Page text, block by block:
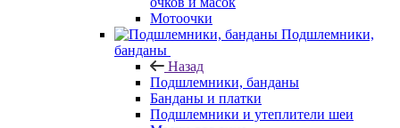
Мотоочки
Подшлемники,
банданы
Назад
Подшлемники, банданы
Банданы и платки
Подшлемники и утеплители шеи